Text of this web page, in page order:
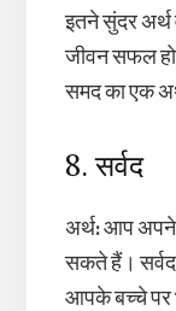
इतने सुंदर
जीवन सफल हो
समद का एक
8. सर्वद
अर्थ:आप अपने
सकते हैं। सर्वद
आपके बच्चे पर